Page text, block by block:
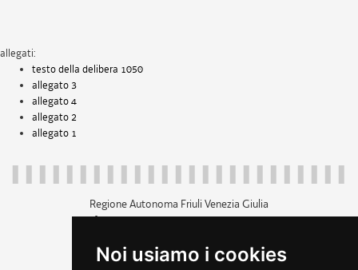
Noi usiamo i cookies
allegati:
testo della delibera 1050
allegato 3
allegato 4
allegato 2
allegato 1
Regione Autonoma Friuli Venezia Giulia
c.f. 80014930327; p.iva 00526040324
+39 040 3771111